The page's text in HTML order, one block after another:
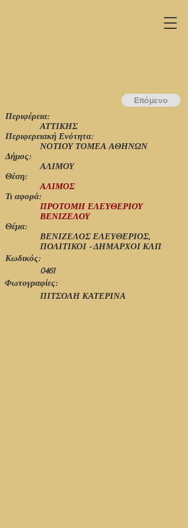
Περιφέρεια:
ΝΟΤΙΟΥ ΤΟΜΕΑ ΑΘΗΝΩΝ
ΑΤΤΙΚΗΣ
Περιφερειακή Ενότητα:
ΑΛΙΜΟΥ
Δήμος:
Θέση:
ΑΛΙΜΟΣ
Τι αφορά:
ΠΡΟΤΟΜΗ ΕΛΕΥΘΕΡΙΟΥ
ΒΕΝΙΖΕΛΟΥ
Θέμα:
ΒΕΝΙΖΕΛΟΣ ΕΛΕΥΘΕΡΙΟΣ,
ΠΟΛΙΤΙΚΟΙ - ΔΗΜΑΡΧΟΙ ΚΛΠ
Φωτογραφίες:
ΠΙΤΣΟΛΗ ΚΑΤΕΡΙΝΑ
Κωδικός:
0461
Επόμενο